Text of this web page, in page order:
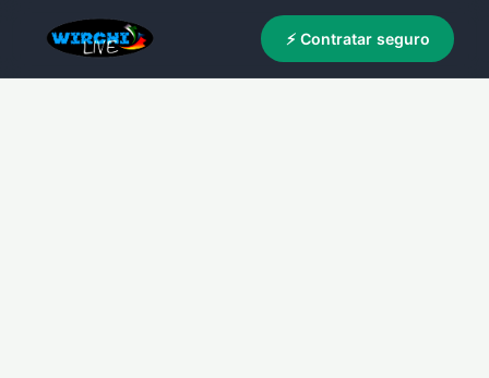
⚡ Contratar seguro